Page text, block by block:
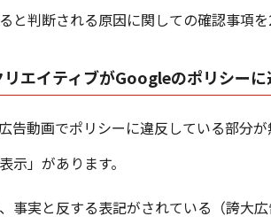
と判断される原因に関しての確認事項を
エイティブがGoogleのポリシーに
告動画でポリシーに違反している部分
示」があります。
事実と反する表記がされている（誇大